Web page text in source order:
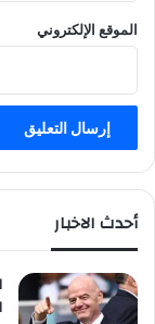
الموقع الإلكتروني
أحدث الاخبار